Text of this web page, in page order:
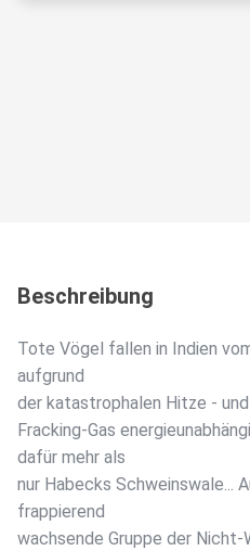
Beschreibung
Tote Vögel fallen in Indien
aufgrund
der katastrophalen Hitze -
Fracking-Gas
dafür mehr als
nur Habecks Schweinswale...
frappierend
wachsende Gruppe der Nicht-